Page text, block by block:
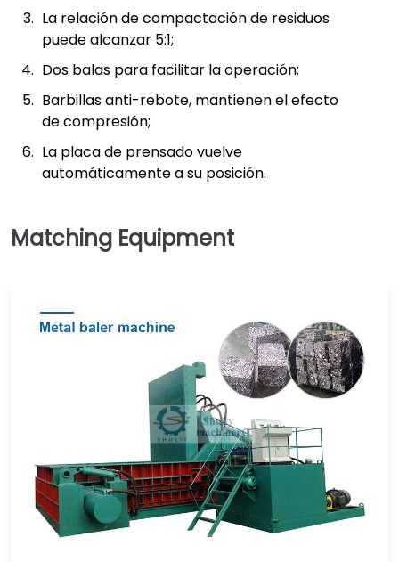
La relación de compactación de residuos
puede alcanzar 5:1;
Dos balas para facilitar la operación;
Barbillas anti-rebote, mantienen el efecto
de compresión;
La placa de prensado vuelve
automáticamente a su posición.